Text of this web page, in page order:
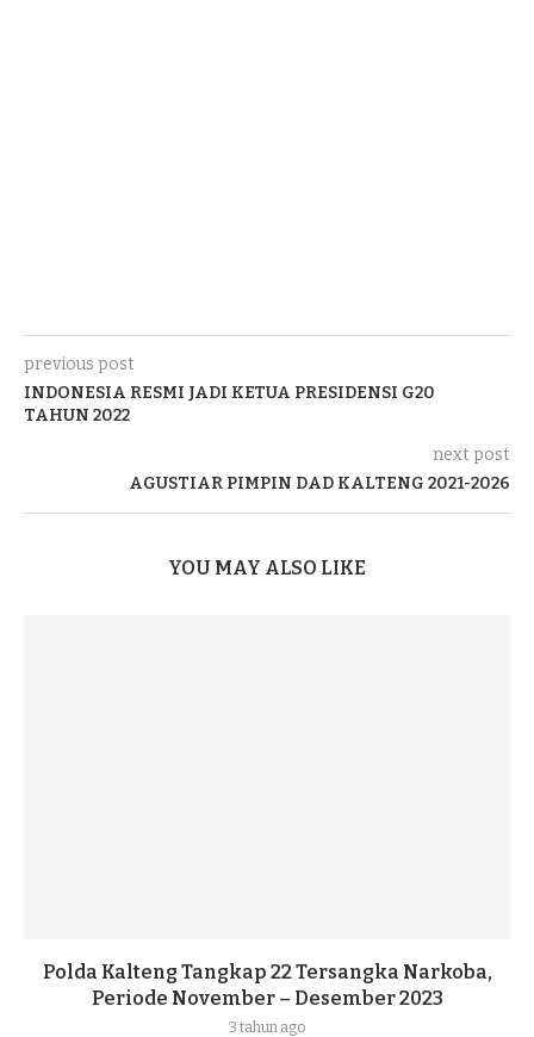
previous post
INDONESIA RESMI JADI KETUA PRESIDENSI G20
TAHUN 2022
next post
AGUSTIAR PIMPIN DAD KALTENG 2021-2026
YOU MAY ALSO LIKE
Polda Kalteng Tangkap 22 Tersangka Narkoba,
Periode November – Desember 2023
3 tahun ago